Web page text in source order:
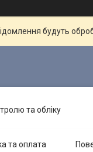
будуть
та обліку
та оплата